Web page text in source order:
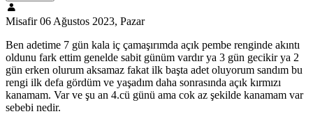
Misafir 06 Ağustos 2023, Pazar
Ben adetime 7 gün kala iç çamaşırımda açık pembe renginde akıntı
oldunu fark ettim genelde sabit günüm vardır ya 3 gün gecikir ya 2
gün erken olurum aksamaz fakat ilk başta adet oluyorum sandım bu
rengi ilk defa gördüm ve yaşadım daha sonrasında açık kırmızı
kanamam. Var ve şu an 4.cü günü ama cok az şekilde kanamam var
sebebi nedir.